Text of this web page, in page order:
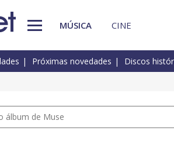
MÚSICA CINE
Próximas novedades Discos
álbum de Muse